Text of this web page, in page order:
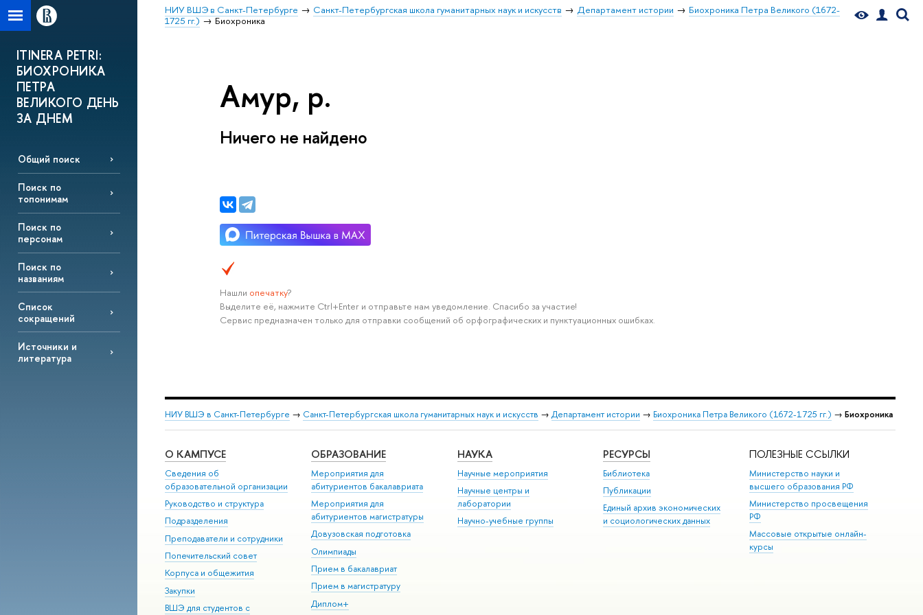
НИУ ВШЭ в Санкт-Петербурге Санкт-Петербургская школа гуманитарных наук и искусств Департамент истории
Биохроника Петра Великого (1672-
1725 гг.)
Биохроника
ITINERA PETRI:
БИОХРОНИКА
ПЕТРА
ВЕЛИКОГО ДЕНЬ
ЗА ДНЕМ
Общий поиск
Поиск по
топонимам
Поиск по
персонам
Поиск по
названиям
Список
сокращений
Источники и
литература
Амур, р.
Ничего не найдено
Нашли опечатку?
Выделите её, нажмите Ctrl+Enter и отправьте нам уведомление. Спасибо за участие!
Сервис предназначен только для отправки сообщений об орфографических и пунктуационных ошибках.
НИУ ВШЭ в Санкт-Петербурге → Санкт-Петербургская школа гуманитарных наук и искусств → Департамент истории → Биохроника Петра Великого (1672-1725 гг.) → Биохроника
О КАМПУСЕ
Сведения об
образовательной организации
Руководство и структура
Подразделения
Преподаватели и сотрудники
Попечительский совет
Корпуса и общежития
Закупки
ВШЭ для студентов с
ОБРАЗОВАНИЕ
Мероприятия для
абитуриентов бакалавриата
Мероприятия для
абитуриентов магистратуры
Довузовская подготовка
Олимпиады
Прием в бакалавриат
Прием в магистратуру
Диплом+
НАУКА
Научные мероприятия
Научные центры и
лаборатории
Научно-учебные группы
РЕСУРСЫ
Библиотека
Публикации
Единый архив экономических
и социологических данных
ПОЛЕЗНЫЕ ССЫЛКИ
Министерство науки и
высшего образования РФ
Министерство просвещения
РФ
Массовые открытые онлайн-
курсы